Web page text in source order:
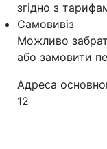
згідно з
Самовивіз
Можливо
або замовити
Адреса
12